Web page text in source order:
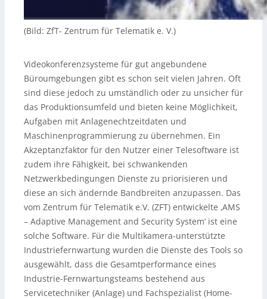
(Bild: ZfT- Zentrum für Telematik e. V.)
Videokonferenzsysteme für gut angebundene
Büroumgebungen gibt es schon seit vielen Jahren. Oft
sind diese jedoch zu umständlich oder zu unsicher für
das Produktionsumfeld und bieten keine Möglichkeit,
Aufgaben mit Anlagenechtzeitdaten und
Maschinenprogrammierung zu übernehmen. Ein
Akzeptanzfaktor für den Nutzer einer Telesoftware ist
zudem ihre Fähigkeit, bei schwankenden
Netzwerkbedingungen Dienste zu priorisieren und
diese an sich ändernde Bandbreiten anzupassen. Das
vom Zentrum für Telematik e.V. (ZFT) entwickelte ‚AMS
– Adaptive Management and Security System‘ ist eine
solche Software. Für die Multikamera-unterstützte
Industriefernwartung wurden die Dienste des Tools so
ausgewählt, dass die Gesamtperformance eines
Industrie-Fernwartungsteams bestehend aus
Servicetechniker (Anlage) und Fachspezialist (Home-